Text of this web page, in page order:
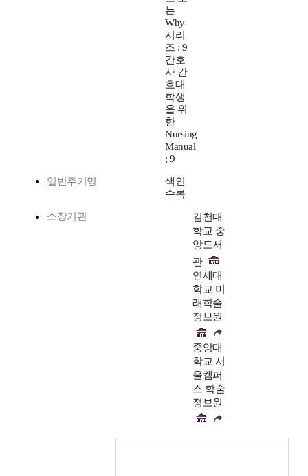
는
Why
시리
즈 ; 9
간호
사 간
호대
학생
을 위
한
Nursing
Manual
; 9
일반주기명
색인
수록
소장기관
김천대
학교 중
앙도서
관
연세대
학교 미
래학술
정보원
중앙대
학교 서
울캠퍼
스 학술
정보원